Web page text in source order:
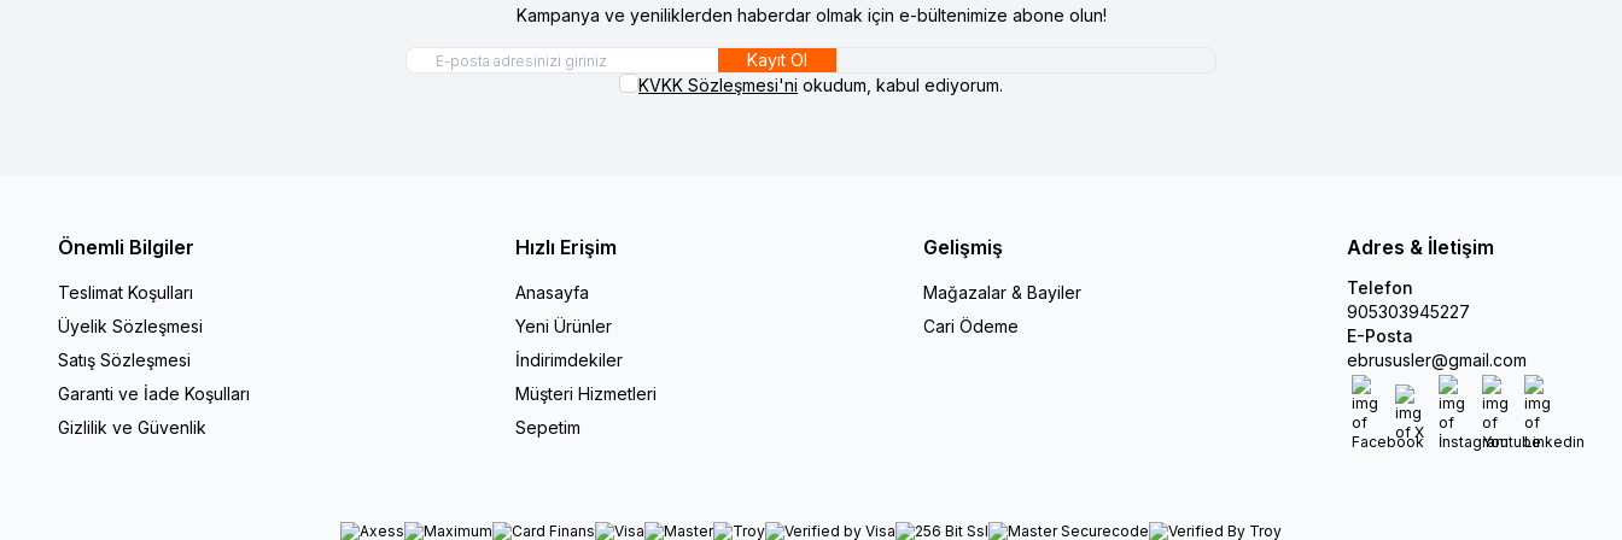
Kampanya ve yeniliklerden haberdar olmak için e-bültenimize abone olun!
Kayıt Ol
KVKK Sözleşmesi'ni okudum, kabul ediyorum.
Önemli Bilgiler
Teslimat Koşulları
Üyelik Sözleşmesi
Satış Sözleşmesi
Garanti ve İade Koşulları
Gizlilik ve Güvenlik
Hızlı Erişim
Anasayfa
Yeni Ürünler
İndirimdekiler
Müşteri Hizmetleri
Sepetim
Gelişmiş
Mağazalar & Bayiler
Cari Ödeme
Adres & İletişim
Telefon
905303945227
E-Posta
ebrususler@gmail.com
Facebook
X İnstagram
Youtube